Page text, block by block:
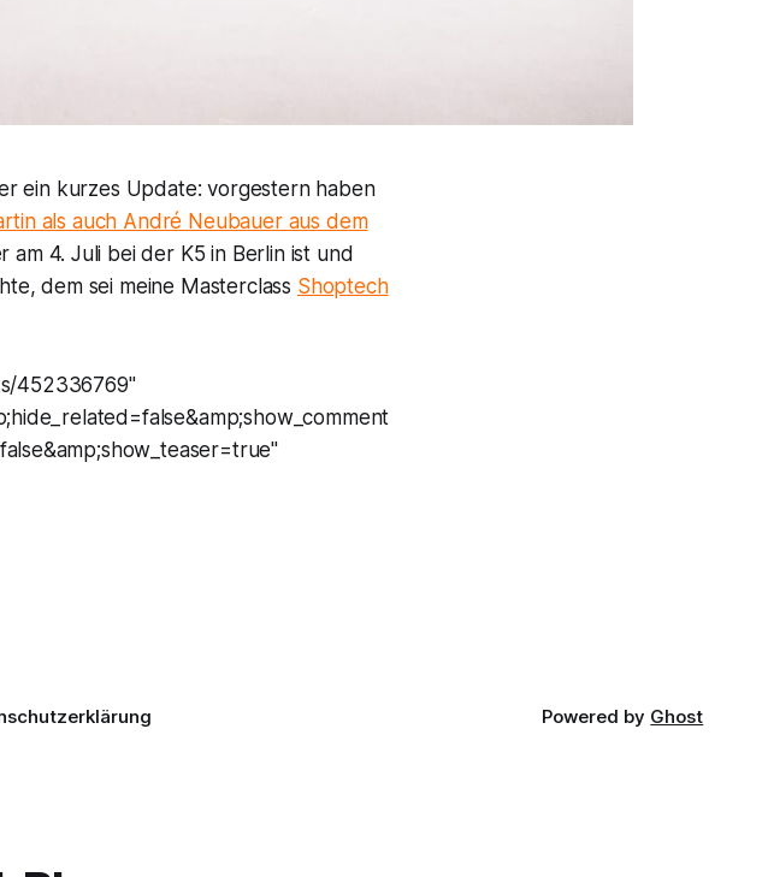
ein kurzes Update: vorgestern haben
als auch André Neubauer aus dem
am 4. Juli bei der K5 in Berlin ist und
dem sei meine Masterclass Shoptech
452336769"
Powered by Ghost